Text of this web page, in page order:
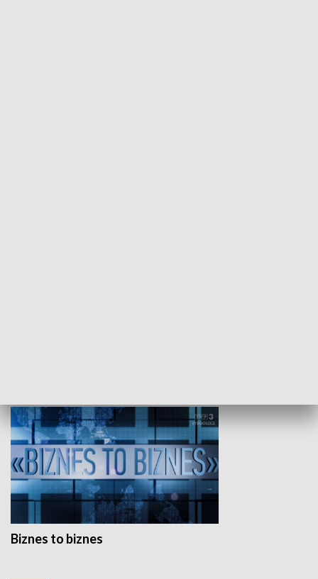
Biznes to biznes